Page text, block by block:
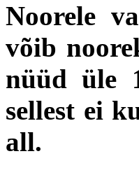
Noorele
võib
nüüd üle
sellest ei
all.